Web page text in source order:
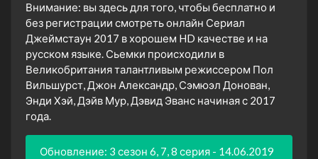
Внимание: вы здесь для того, чтобы бесплатно и
без регистрации смотреть онлайн Сериал
Джеймстаун 2017 в хорошем HD качестве и на
русском языке. Сьемки происходили в
Великобритания талантливым режиссером Пол
Вильшурст, Джон Александр, Сэмюэл Донован,
Энди Хэй, Дэйв Мур, Дэвид Эванс начиная с 2017
года.
Обновление: 3 сезон 6, 7, 8 серия - 14.06.2019